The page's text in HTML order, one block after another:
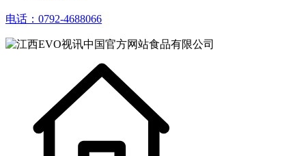
电话：0792-4688066